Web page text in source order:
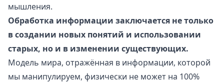
мышления.
Обработка информации заключается не только
в создании новых понятий и использовании
старых, но и в изменении существующих.
Модель мира, отражённая в информации, которой
мы манипулируем, физически не может на 100%